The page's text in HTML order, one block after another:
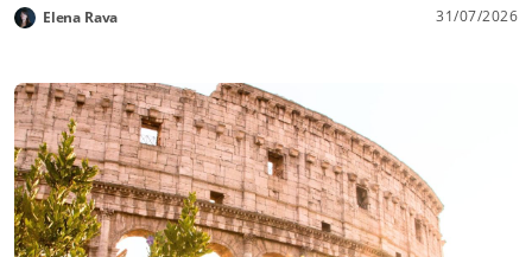
Elena Rava 31/07/2026